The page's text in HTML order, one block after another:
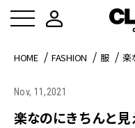
HOME FASHION 服 楽
Nov, 11,2021
楽なのにきちんと見